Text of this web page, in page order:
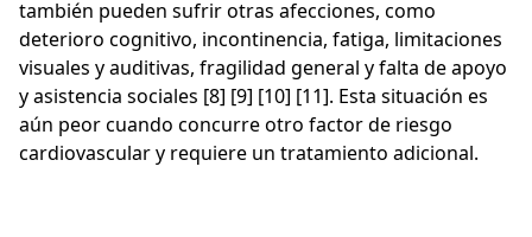
también pueden sufrir otras afecciones, como
deterioro cognitivo, incontinencia, fatiga, limitaciones
visuales y auditivas, fragilidad general y falta de apoyo
y asistencia sociales [8] [9] [10] [11]. Esta situación es
aún peor cuando concurre otro factor de riesgo
cardiovascular y requiere un tratamiento adicional.